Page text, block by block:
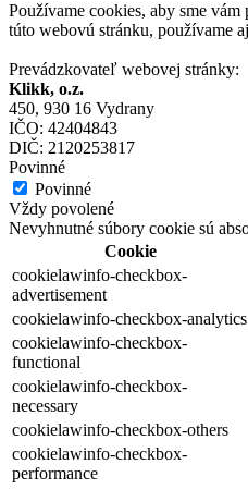
Používame cookies, aby sme
túto webovú stránku, používame
Prevádzkovateľ webovej stránky:
Klikk, o.z.
450, 930 16 Vydrany
IČO: 42404843
DIČ: 2120253817
Povinné
Povinné
Vždy povolené
Nevyhnutné súbory cookie sú
Cookie
cookielawinfo-checkbox-
advertisement
cookielawinfo-checkbox-analytics
cookielawinfo-checkbox-
functional
cookielawinfo-checkbox-
necessary
cookielawinfo-checkbox-others
cookielawinfo-checkbox-
performance